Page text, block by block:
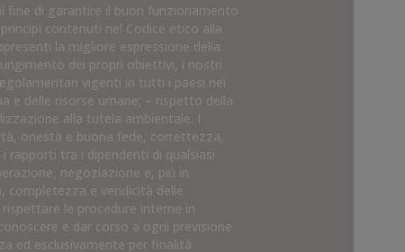
fine di garantire il buon funzionamento
contenuti nel Codice etico alla
la migliore espressione della
dei propri obiettivi, i nostri
vigenti in tutti i paesi nei
e delle risorse umane; – rispetto della
alla tutela ambientale. I
onestà e buona fede, correttezza,
tra i dipendenti di qualsiasi
negoziazione e, più in
completezza e veridicità delle
le procedure interne in
e dar corso a ogni previsione
ed esclusivamente per finalità